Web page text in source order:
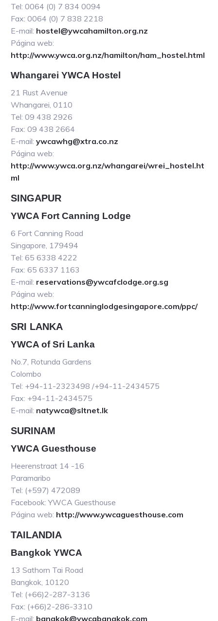
Tel: 0064 (0) 7 834 0094
Fax: 0064 (0) 7 838 2218
E-mail: hostel@ywcahamilton.org.nz
Página web:
http://www.ywca.org.nz/hamilton/ham_hostel.html
Whangarei YWCA Hostel
21 Rust Avenue
Whangarei, 0110
Tel: 09 438 2926
Fax: 09 438 2664
E-mail:ywcawhg@xtra.co.nz
Página web:
http://www.ywca.org.nz/whangarei/wrei_hostel.ht
ml
SINGAPUR
YWCA Fort Canning Lodge
6 Fort Canning Road
Singapore, 179494
Tel: 65 6338 4222
Fax: 65 6337 1163
E-mail: reservations@ywcafclodge.org.sg
Página web:
http://www.fortcanninglodgesingapore.com/ppc/
SRI LANKA
YWCA of Sri Lanka
No.7, Rotunda Gardens
Colombo
Tel: +94-11-2323498 /+94-11-2434575
Fax: +94-11-2434575
E-mail: natywca@sltnet.lk
SURINAM
YWCA Guesthouse
Heerenstraat 14 -16
Paramaribo
Tel: (+597) 472089
Facebook: YWCA Guesthouse
Página web: http://www.ywcaguesthouse.com
TAILANDIA
Bangkok YWCA
13 Sathorn Tai Road
Bangkok, 10120
Tel: (+66)2-287-3136
Fax: (+66)2-286-3310
E-mail: bangkok@ywcabangkok.com